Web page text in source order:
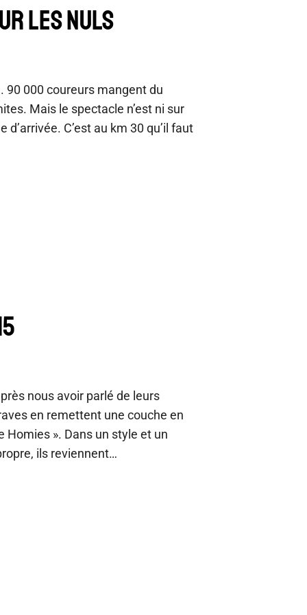
LES NULS
90 000 coureurs mangent du
Mais le spectacle n’est ni sur
C’est au km 30 qu’il faut
nous avoir parlé de leurs
en remettent une couche en
». Dans un style et un
ils reviennent…